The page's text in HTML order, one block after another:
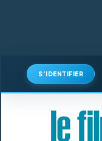
S'IDENTIFIER